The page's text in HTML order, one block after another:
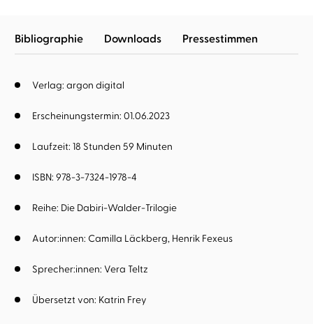
Bibliographie Downloads Pressestimmen
Verlag: argon digital
Übersetzt von: Katrin Frey
Erscheinungstermin: 01.06.2023
Laufzeit: 18 Stunden 59 Minuten
ISBN: 978-3-7324-1978-4
Reihe: Die Dabiri-Walder-Trilogie
Autor:innen: Camilla Läckberg Henrik Fexeus
Sprecher:innen: Vera Teltz